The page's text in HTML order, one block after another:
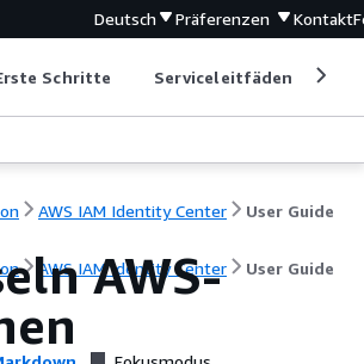
Deutsch Präferenzen Kontakt
Schritte Serviceleitfäden
AWS IAM Identity Center User Guide
AWS IAM Identity Center User Guide
AWS-